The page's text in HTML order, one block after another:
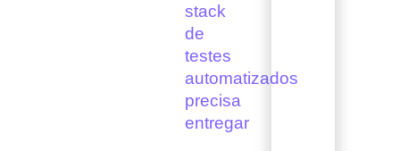
stack
de
testes
automatizados
precisa
entregar